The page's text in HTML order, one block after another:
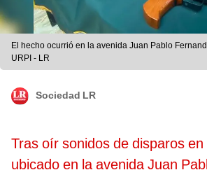
El hecho ocurrió en la avenida Juan Pablo
URPI - LR
Sociedad LR
Tras oír sonidos de disparos
ubicado en la avenida Juan